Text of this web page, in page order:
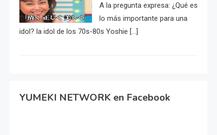
A la pregunta expresa: ¿Qué es
lo más importante para una
idol? la idol de los 70s-80s Yoshie […]
YUMEKI NETWORK en Facebook